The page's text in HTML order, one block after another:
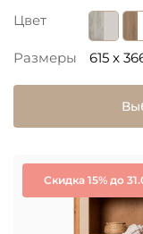
Цвет
Размеры 615 x
Скидка 15% до